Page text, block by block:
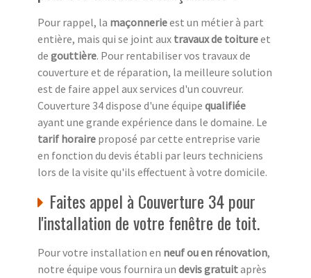
Pour rappel, la maçonnerieest un métier à part
entière, mais qui se joint aux travaux de toitureet
de gouttière. Pour rentabiliser vos travaux de
couverture et de réparation, la meilleure solution
est de faire appel aux services d'un couvreur.
Couverture 34 dispose d'une équipe qualifiée
ayant une grande expérience dans le domaine. Le
tarif horaire proposé par cette entreprise varie
en fonction du devis établi par leurs techniciens
lors de la visite qu'ils effectuent à votre domicile.
Faites appel à Couverture 34 pour
l'installation de votre fenêtre de toit.
Pour votre installation en neuf ou en rénovation,
notre équipe vous fournira un devis gratuitaprès